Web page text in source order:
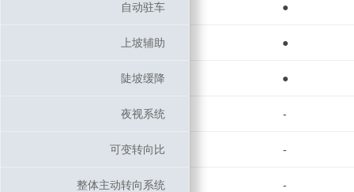
自动驻车 ●
上坡辅助 ●
陡坡缓降 ●
夜视系统 -
可变转向比 -
整体主动转向系统 -
自动驻车
上坡辅助
陡坡缓降
夜视系统
可变转向比
整体主动转向系统